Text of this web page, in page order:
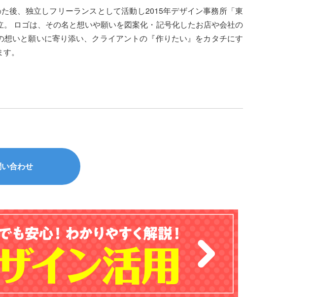
後、独立しフリーランスとして活動し2015年デザイン事務所「東
ロゴは、その名と想いや願いを図案化・記号化したお店や会社の
想いと願いに寄り添い、クライアントの『作りたい』をカタチにす
。
合わせ